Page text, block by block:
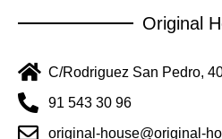
Original
C/Rodriguez San Pedro,
91 543 30 96
original-house@original-